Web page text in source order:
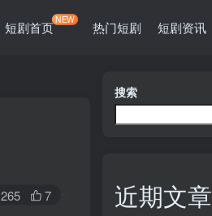
短剧首页NEW 热门短剧 短剧资讯
265 7
搜索
近期文章